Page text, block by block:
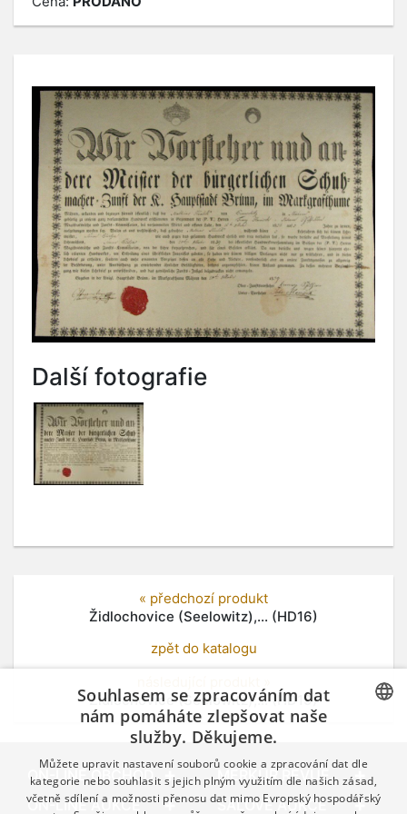
Další fotografie
« předchozí produkt
Židlochovice (Seelowitz),... (HD16)
zpět do katalogu
Židlochovice (Seelowitz),... (HD19)
ON-LINE OBCHOD
MERKUR REVUE
ON-LINE AUKCE
SÁLOVÉ AUKCE
GERMAN
ENGLISH
Souhlasem se zpracováním dat
nám pomáháte zlepšovat naše
služby. Děkujeme.
Můžete upravit nastavení souborů cookie a zpracování dat dle
kategorie nebo souhlasit s jejich plným využitím dle našich zásad,
včetně sdílení a možnosti přenosu dat mimo Evropský hospodářský